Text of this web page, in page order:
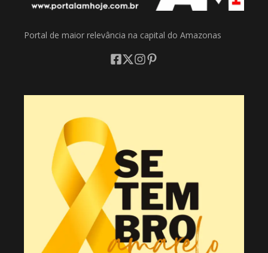
Portal de maior relevância na capital do Amazonas